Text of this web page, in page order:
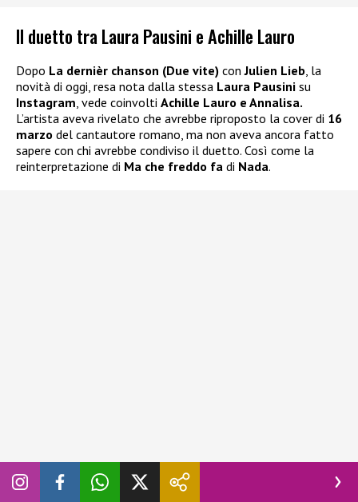
Il duetto tra Laura Pausini e Achille Lauro
Dopo La dernièr chanson (Due vite) con Julien Lieb , la
novità di oggi, resa nota dalla stessa Laura Pausini su
Instagram , vede coinvolti Achille Lauro e Annalisa.
L’artista aveva rivelato che avrebbe riproposto la cover di 16
marzo del cantautore romano, ma non aveva ancora fatto
sapere con chi avrebbe condiviso il duetto. Così come la
reinterpretazione di Ma che freddo fa di Nada.